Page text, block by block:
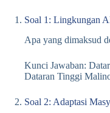
Soal 1: Lingkungan
Apa yang dimaksud
Kunci Jawaban:
Dataran Tinggi
Soal 2: Adaptasi